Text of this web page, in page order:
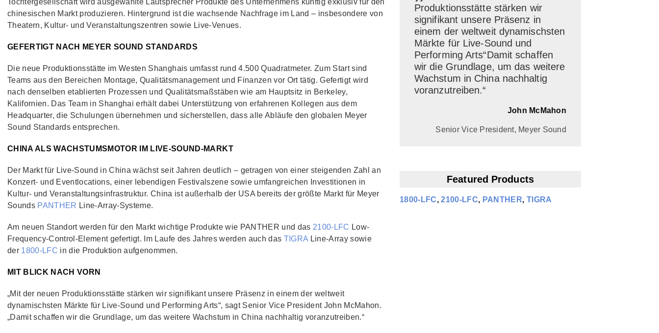
Tochtergesellschaft wird ausgewählte Lautsprecher Produkte des Unternehmens künftig exklusiv für den
chinesischen Markt produzieren. Hintergrund ist die wachsende Nachfrage im Land – insbesondere von
Theatern, Kultur- und Veranstaltungszentren sowie Live-Venues.
GEFERTIGT NACH MEYER SOUND STANDARDS
Die neue Produktionsstätte im Westen Shanghais umfasst rund 4.500 Quadratmeter. Zum Start sind
Teams aus den Bereichen Montage, Qualitätsmanagement und Finanzen vor Ort tätig. Gefertigt wird
nach denselben etablierten Prozessen und Qualitätsmaßstäben wie am Hauptsitz in Berkeley,
Kalifornien. Das Team in Shanghai erhält dabei Unterstützung von erfahrenen Kollegen aus dem
Headquarter, die Schulungen übernehmen und sicherstellen, dass alle Abläufe den globalen Meyer
Sound Standards entsprechen.
CHINA ALS WACHSTUMSMOTOR IM LIVE-SOUND-MARKT
Der Markt für Live-Sound in China wächst seit Jahren deutlich – getragen von einer steigenden Zahl an
Konzert- und Eventlocations, einer lebendigen Festivalszene sowie umfangreichen Investitionen in
Kultur- und Veranstaltungsinfrastruktur. China ist außerhalb der USA bereits der größte Markt für Meyer
Sounds PANTHER Line-Array-Systeme.
Am neuen Standort werden für den Markt wichtige Produkte wie PANTHER und das 2100‑LFC Low-
Frequency-Control-Element gefertigt. Im Laufe des Jahres werden auch das TIGRA Line-Array sowie
der 1800‑LFC in die Produktion aufgenommen.
MIT BLICK NACH VORN
„Mit der neuen Produktionsstätte stärken wir signifikant unsere Präsenz in einem der weltweit
dynamischsten Märkte für Live-Sound und Performing Arts“, sagt Senior Vice President John McMahon.
„Damit schaffen wir die Grundlage, um das weitere Wachstum in China nachhaltig voranzutreiben.“
Produktionsstätte stärken wir
signifikant unsere Präsenz in
einem der weltweit dynamischsten
Märkte für Live-Sound und
Performing Arts“Damit schaffen
wir die Grundlage, um das weitere
Wachstum in China nachhaltig
voranzutreiben.“
John McMahon
Senior Vice President, Meyer Sound
Featured Products
1800‑LFC,2100‑LFC, PANTHER, TIGRA